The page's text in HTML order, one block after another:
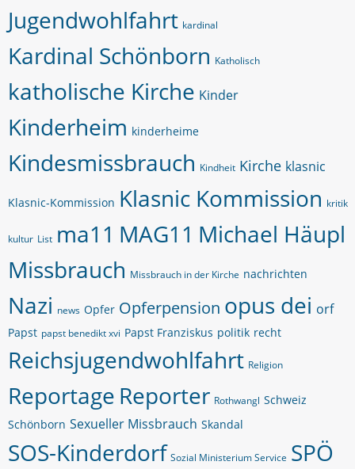
Jugendwohlfahrt kardinal
Kardinal Schönborn Katholisch
katholische Kirche Kinder
Kinderheim kinderheime
Kindesmissbrauch Kindheit Kirche klasnic
Klasnic-Kommission Klasnic Kommission kritik
kultur List ma11 MAG11 Michael Häupl
Missbrauch Missbrauch in der Kirche nachrichten
Nazi news Opfer Opferpension opus dei orf
Papst papst benedikt xvi Papst Franziskus politik recht
Reichsjugendwohlfahrt Religion
Reportage Reporter Rothwangl Schweiz
Schönborn Sexueller Missbrauch Skandal
SOS-Kinderdorf Sozial Ministerium Service SPÖ